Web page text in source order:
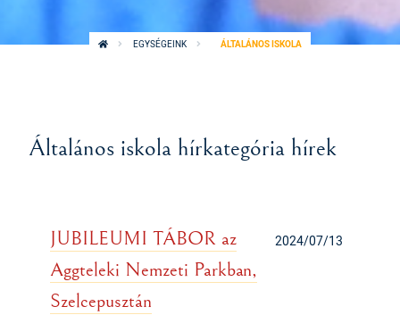
EGYSÉGEINK ÁLTALÁNOS ISKOLA
Általános iskola hírkategória hírek
2024/07/13
JUBILEUMI TÁBOR az
Aggteleki Nemzeti Parkban,
Szelcepusztán